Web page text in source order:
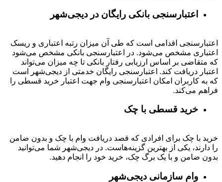
اعتبارسنجی بانکی رایگان در دیجی‌شهر
اعتبارسنجی اقدامی است که طی آن میزان رتبه اعتباری و ریسک
اعتباری مشخص می‌شود. در اعتبارسنجی بانکی مشخص می‌شود
که متقاضی بر اساس ارزیابی رفتار بانکی تا چه میزان می‌تواند
اعتبار دریافت کند. اعتبارسنجی رایگان خدمتی از دیجی‌شهر است
که به کاربران امکان اعتبارسنجی وام جهت اعتبار خرید قسطی را
فراهم می‌کند.
خرید قسطی با چک
خرید با چک برای افرادی که قصد دریافت وام با چک و بدون ضامن
را دارند، یکی از بهترین گزینه‌هاست. در دیجی‌شهر شما می‌توانید
بدون ضامن و با یک برگ چک، خرید خود را انجام دهید.
وام سازمانی دیجی‌شهر